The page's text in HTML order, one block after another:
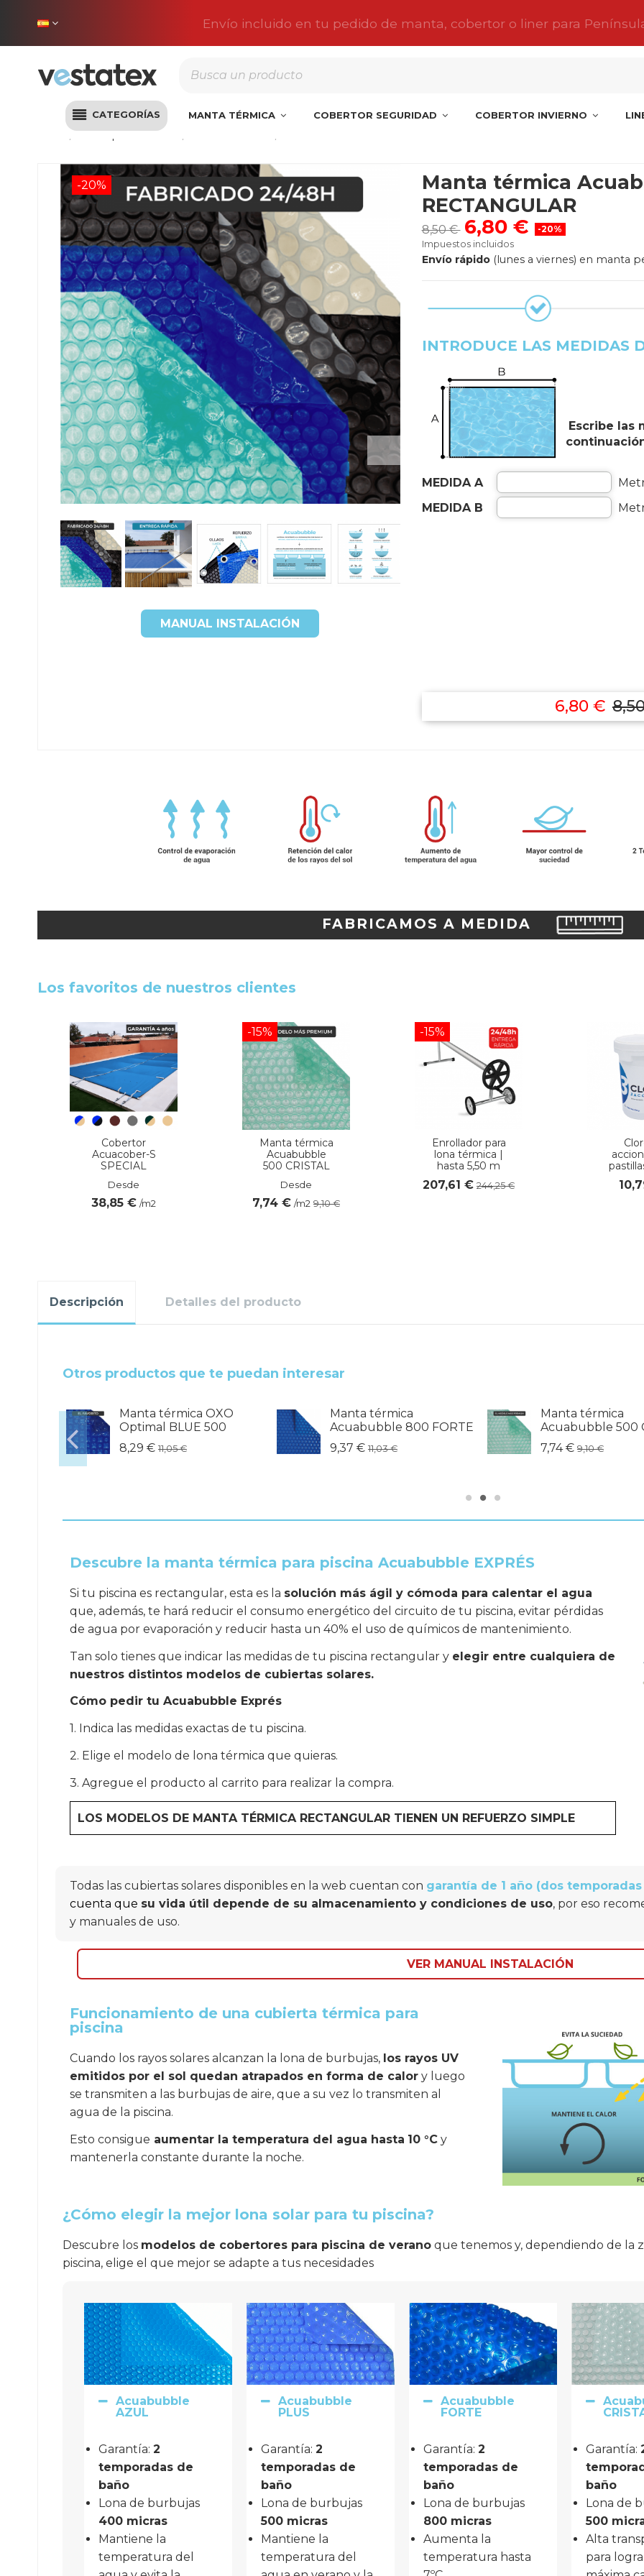
Envío incluido en tu pedido de manta, cobertor o liner para
CATEGORÍAS MANTA TÉRMICA COBERTOR SEGURIDAD COBERTOR INVIERNO
Lonas para Piscinas
-20%
MANUAL INSTALACIÓN
Manta térmica
RECTANGULAR
8,50 € 6,80 €
-20%
Impuestos incluidos
Envío rápido(lunes a viernes) en manta
INTRODUCE LAS MEDIDAS
Escribe las
6,80 €
FABRICAMOS A MEDIDA
Los favoritos de nuestros clientes
Cobertor
Acuacober-S
SPECIAL
Desde
38,85 € /m2
-15%
Manta térmica
Acuabubble
500 CRISTAL
Desde
7,74 € /m2 9,10 €
-15%
Enrollador para
lona térmica |
hasta 5,50 m
207,61 € 244,25 €
Descripción Detalles del producto
Otros productos que te puedan interesar
Manta térmica OXO
Optimal BLUE 500
8,29 € 11,05 €
Manta térmica
Acuabubble 800 FORTE
9,37 € 11,03 €
Manta térmica
Acuabubble 500
7,74 € 9,10 €
Descubre la manta térmica para piscina Acuabubble EXPRÉS
Si tu piscina es rectangular, esta es la solución más ágil y cómoda para calentar el agua
que, además, te hará reducir el consumo energético del circuito de tu piscina, evitar pérdidas
de agua por evaporación y reducir hasta un 40% el uso de químicos de mantenimiento.
Tan solo tienes que indicar las medidas de tu piscina rectangular y elegir entre cualquiera de
nuestros distintos modelos de cubiertas solares.
Cómo pedir tu Acuabubble Exprés
1. Indica las medidas exactas de tu piscina.
2. Elige el modelo de lona térmica que quieras.
3. Agregue el producto al carrito para realizar la compra.
LOS MODELOS DE MANTA TÉRMICA RECTANGULAR TIENEN UN REFUERZO SIMPLE
Todas las cubiertas solares disponibles en la web cuentan con garantía de 1 año (dos
cuenta que su vida útil depende de su almacenamiento y condiciones de uso, por eso
y manuales de uso.
VER MANUAL INSTALACIÓN
Funcionamiento de una cubierta térmica para
piscina
Cuando los rayos solares alcanzan la lona de burbujas, los rayos UV
emitidos por el sol quedan atrapados en forma de calor y luego
se transmiten a las burbujas de aire, que a su vez lo transmiten al
agua de la piscina.
Esto consigue aumentar la temperatura del agua hasta 10 °C y
mantenerla constante durante la noche.
¿Cómo elegir la mejor lona solar para tu piscina?
Descubre los modelos de cobertores para piscina de verano que tenemos y, dependiendo de la
piscina, elige el que mejor se adapte a tus necesidades
Acuabubble
AZUL
Garantía: 2
temporadas de
baño
Lona de burbujas
400 micras
Mantiene la
temperatura del
Acuabubble
PLUS
Garantía: 2
temporadas de
baño
Lona de burbujas
500 micras
Mantiene la
temperatura del
Acuabubble
FORTE
Garantía: 2
temporadas de
baño
Lona de burbujas
800 micras
Aumenta la
temperatura hasta
Garantía:
baño
Lona de
500
Alta
para